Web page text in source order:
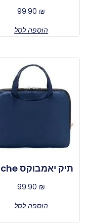
99.90 ₪
הוספה לסל
תיק יאמבוקס Poche
99.90 ₪
הוספה לסל